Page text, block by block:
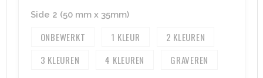
Kledingtassen
Side 2 (50 mm x 35mm)
ONBEWERKT 1
2
3
4 GRAVEREN